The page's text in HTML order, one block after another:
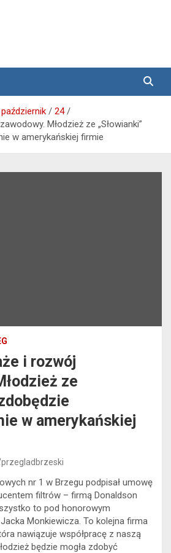
– wiadomości
październik
24
Młodzież ze „Słowianki”
w amerykańskiej firmie
i rozwój
ze
w amerykańskiej
przegladbrzeski
nr 1 w Brzegu podpisał umowę
filtrów – firmą Donaldson
to pod honorowym
Monkiewicza. To kolejna firma
nawiązuje współpracę z naszą
będzie mogła zdobyć